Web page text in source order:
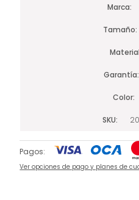
Marca
Tamaño
Material
Garantía
Color
SKU
Pagos:
Ver opciones de pago y planes de